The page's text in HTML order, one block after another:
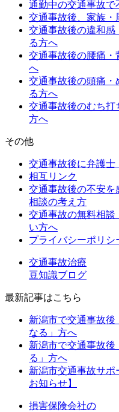
通勤中の交通事故で
交通事故後、家族・
交通事故後の違和感
る方へ
交通事故後の腰痛・
へ
交通事故後の頭痛・
る方へ
交通事故後のむち打
方へ
その他
交通事故後に弁護士
相互リンク
交通事故後の不安を
相談の考え方
交通事故の無料相談
い方へ
プライバシーポリシ
交通事故治療
豆知識ブログ
最新記事はこちら
新潟市で交通事故後
なる」方へ
新潟市で交通事故
る」方へ
新潟市交通事故サポ
お知らせ】
損害保険会社の